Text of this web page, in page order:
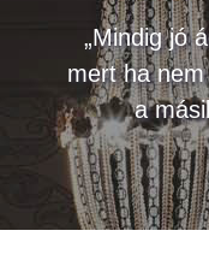
„Mindig jó
mert ha
a